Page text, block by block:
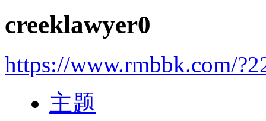
creeklawyer0
https://www.rmbbk.com/
主题